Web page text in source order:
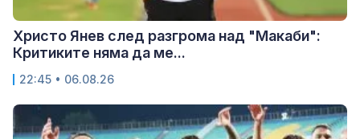
Христо Янев след разгрома над "Макаби":
Критиките няма да ме...
22:45 • 06.08.26